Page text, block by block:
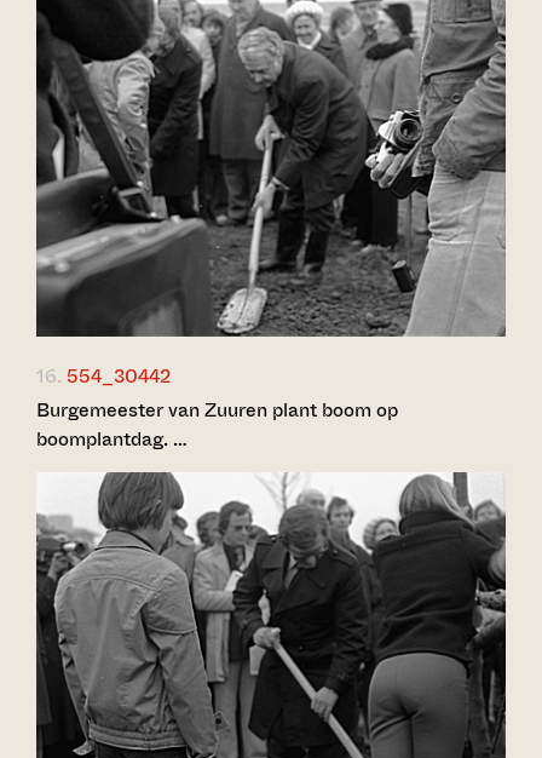
16. 554_30442
Burgemeester van Zuuren plant boom op
boomplantdag. …